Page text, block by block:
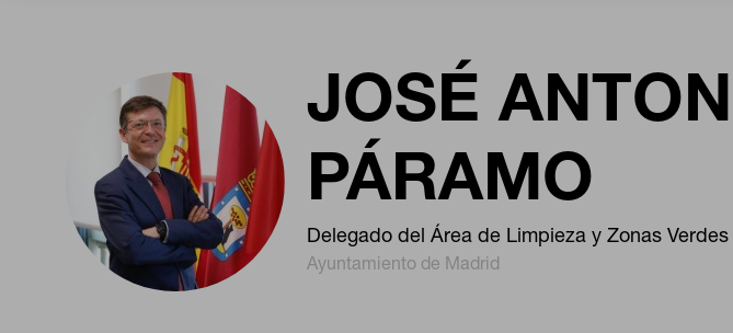
JOSÉ
PÁRAMO
Delegado del Área de Limpieza y Zonas Verdes
Ayuntamiento de Madrid